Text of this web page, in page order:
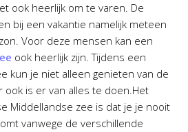
ook heerlijk om te varen. De
bij een vakantie namelijk meteen
Voor deze mensen kan een
ook heerlijk zijn. Tijdens een
kun je niet alleen genieten van de
ook is er van alles te doen.Het
Middellandse zee is dat je je nooit
vanwege de verschillende